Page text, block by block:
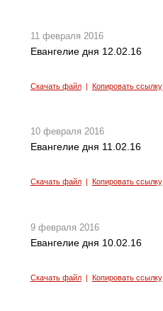
11 февраля 2016
Евангелие дня 12.02.16
Скачать файл| Копировать ссылку
10 февраля 2016
Евангелие дня 11.02.16
Скачать файл| Копировать ссылку
9 февраля 2016
Евангелие дня 10.02.16
Скачать файл| Копировать ссылку